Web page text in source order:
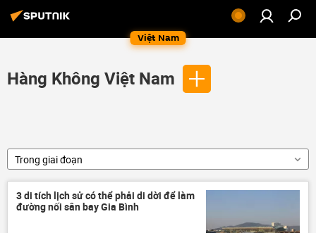
Việt Nam
Hàng Không Việt Nam
Trong giai đoạn
3 di tích lịch sử có thể phải di dời để làm
đường nối sân bay Gia Bình